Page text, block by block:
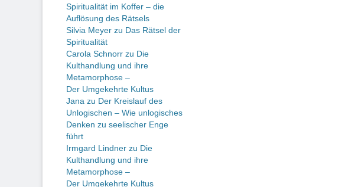
Spiritualität im Koffer – die
Auflösung des Rätsels
Silvia Meyer zu Das Rätsel der
Spiritualität
Carola Schnorr zu Die
Kulthandlung und ihre
Metamorphose –
Der Umgekehrte Kultus
Jana zu Der Kreislauf des
Unlogischen – Wie unlogisches
Denken zu seelischer Enge
führt
Irmgard Lindner zu Die
Kulthandlung und ihre
Metamorphose –
Der Umgekehrte Kultus